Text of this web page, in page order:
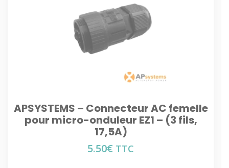
APSYSTEMS – Connecteur AC femelle
pour micro-onduleur EZ1 – (3 fils,
17,5A)
5.50€ TTC